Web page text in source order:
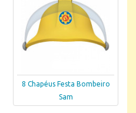
8 Chapéus Festa Bombeiro
Sam